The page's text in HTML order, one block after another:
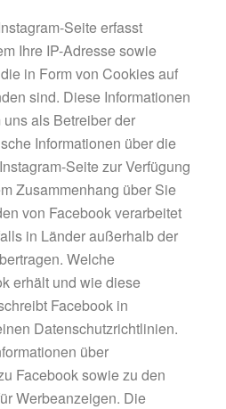
Seite erfasst
Ihre IP-Adresse sowie
in Form von Cookies auf
sind. Diese Informationen
als Betreiber der
Informationen über die
Seite zur Verfügung
Zusammenhang über Sie
von Facebook verarbeitet
in Länder außerhalb der
Welche
erhält und wie diese
Facebook in
Datenschutzrichtlinien.
über
Facebook sowie zu den
Werbeanzeigen. Die